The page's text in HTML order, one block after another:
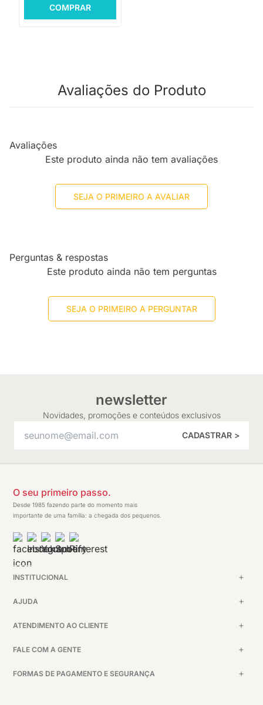
COMPRAR
Avaliações do Produto
Avaliações
Este produto ainda não tem avaliações
SEJA O PRIMEIRO A AVALIAR
Perguntas & respostas
Este produto ainda não tem perguntas
SEJA O PRIMEIRO A PERGUNTAR
newsletter
Novidades, promoções e conteúdos exclusivos
CADASTRAR >
O seu primeiro passo.
Desde 1985 fazendo parte do momento mais
importante de uma família: a chegada dos pequenos.
INSTITUCIONAL
AJUDA
ATENDIMENTO AO CLIENTE
FALE COM A GENTE
FORMAS DE PAGAMENTO E SEGURANÇA